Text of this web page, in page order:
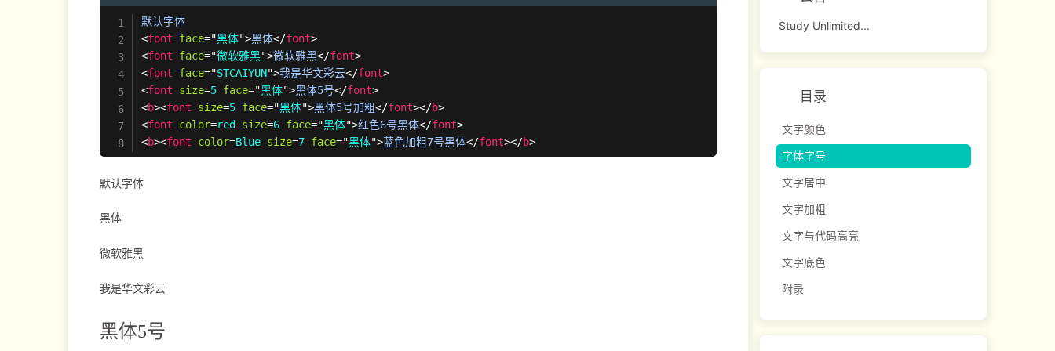
<font face="黑体">黑体</font>
<font face="微软雅黑">微软雅黑</font>
<font face="STCAIYUN">我是华文彩云</font>
<font size=5 face="黑体">黑体5号</font>
<b><font size=5 face="黑体">黑体5号加粗</font></b>
<font color=red size=6 face="黑体">红色6号黑体</font>
<b><font color=Blue size=7 face="黑体">蓝色加粗7号黑体</font></b>
默认字体
黑体
微软雅黑
我是华文彩云
黑体5号
Study Unlimited...
目录
文字颜色
字体字号
文字居中
文字加粗
文字与代码高亮
文字底色
附录